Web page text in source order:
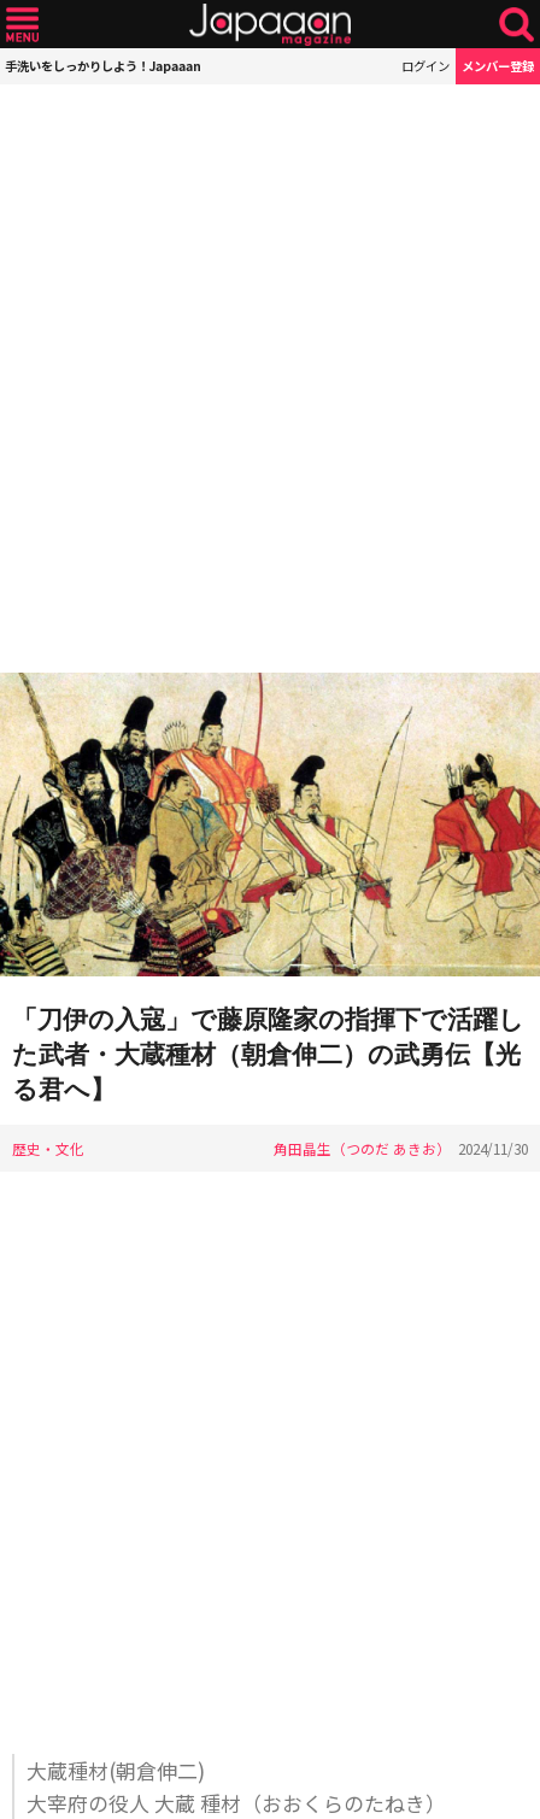
手洗いをしっかりしよう！Japaaan ログイン メンバー登録
「刀伊の入寇」で藤原隆家の指揮下で活躍し
た武者・大蔵種材（朝倉伸二）の武勇伝【光
る君へ】
歴史・文化 角田晶生（つのだ あきお） 2024/11/30
大蔵種材(朝倉伸二)
大宰府の役人 大蔵 種材（おおくらのたねき）